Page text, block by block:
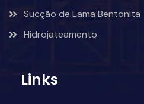
Sucção de Lama Bentonita
Hidrojateamento
Links